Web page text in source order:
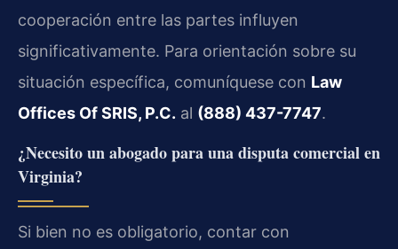
cooperación entre las partes influyen
significativamente. Para orientación sobre su
situación específica, comuníquese con Law
Offices Of SRIS, P.C. al (888) 437-7747.
¿Necesito un abogado para una disputa comercial en
Virginia?
Si bien no es obligatorio, contar con